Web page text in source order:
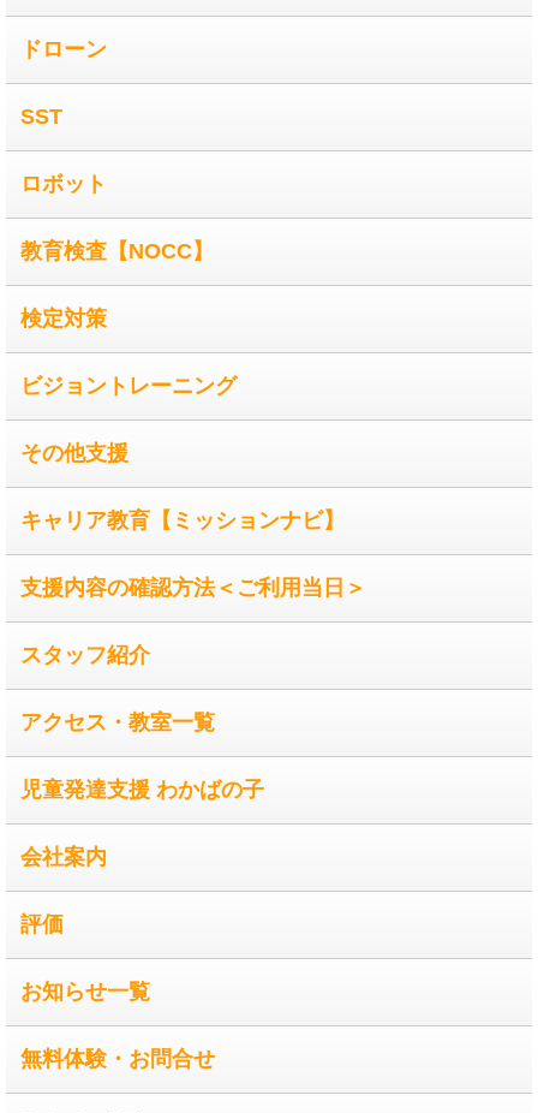
ドローン
SST
ロボット
教育検査【NOCC】
検定対策
ビジョントレーニング
その他支援
キャリア教育【ミッションナビ】
支援内容の確認方法＜ご利用当日＞
スタッフ紹介
アクセス・教室一覧
児童発達支援 わかばの子
会社案内
評価
お知らせ一覧
無料体験・お問合せ